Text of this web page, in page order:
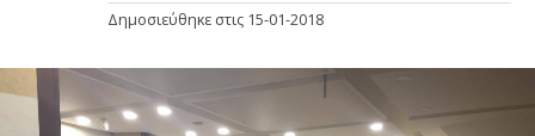
Δημοσιεύθηκε στις 15-01-2018